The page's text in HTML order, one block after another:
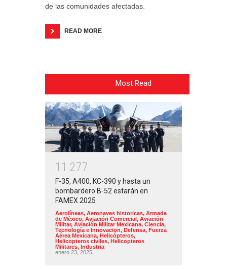
de las comunidades afectadas.
READ MORE
Most Read
1 1 277
F-35, A400, KC-390 y hasta un
bombardero B-52 estarán en
FAMEX 2025
Aerolíneas, Aeronaves historicas, Armada
de México, Aviación Comercial, Aviación
Militar, Aviación Militar Mexicana, Ciencia,
Tecnología e Innovacion, Defensa, Fuerza
Aérea Mexicana, Helicópteros,
Helicopteros civiles, Helicopteros
Militares, Industria
enero 23, 2025